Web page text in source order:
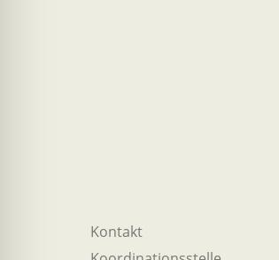
Kontakt